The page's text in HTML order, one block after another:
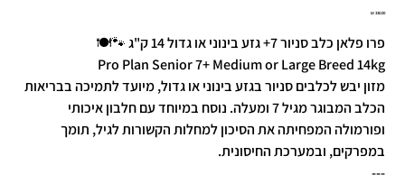
מחיר‏330.00 ‏₪
פרו פלאן כלב סניור 7+ גזע בינוני או גדול 14 ק"ג 🐾🍽️
Pro Plan Senior 7+ Medium or Large Breed 14kg
מזון יבש לכלבים סניור בגזע בינוני או גדול, מיועד לתמיכה בבריאות
הכלב המבוגר מגיל 7 ומעלה. נוסח במיוחד עם חלבון איכותי
ופורמולה המפחיתה את הסיכון למחלות הקשורות לגיל, תומך
במפרקים, ובמערכת החיסונית.
---